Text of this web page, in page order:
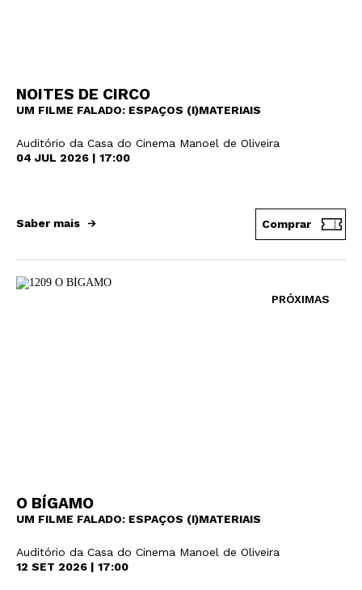
NOITES DE CIRCO
UM FILME FALADO: ESPAÇOS (I)MATERIAIS
Auditório da Casa do Cinema Manoel de Oliveira
04 JUL 2026 | 17:00
Saber mais Comprar
PRÓXIMAS
O BÍGAMO
UM FILME FALADO: ESPAÇOS (I)MATERIAIS
Auditório da Casa do Cinema Manoel de Oliveira
12 SET 2026 | 17:00